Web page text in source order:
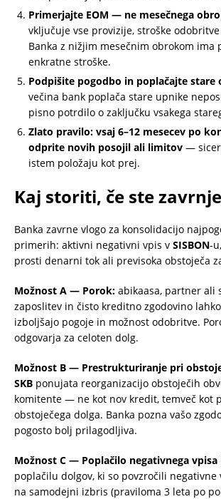
Primerjajte EOM — ne mesečnega
vključuje vse provizije, stroške
Banka z nižjim mesečnim obrokom ima
enkratne stroške.
Podpišite pogodbo in poplačajte stare
večina bank poplača stare upnike
pisno potrdilo o zaključku vsakega
Zlatо pravilo: vsaj 6–12 mesecev po
odprite novih posojil ali limitov — sicer
istem položaju kot prej.
Kaj storiti, če ste
Banka zavrne vlogo za konsolidacijo
primerih: aktivni negativni vpis v SISBON-
prosti denarni tok ali previsoka obstoječa
Možnost A — Porok: abikaasa, partner ali
zaposlitev in čisto kreditno zgodovino
izboljšajo pogoje in možnost odobritve.
odgovarja za celoten dolg.
Možnost B — Prestrukturiranje pri
SKB ponujata reorganizacijo obstoječih
komitente — ne kot nov kredit, temveč kot
obstoječega dolga. Banka pozna vašo
pogosto bolj prilagodljiva.
Možnost C — Poplačilo negativnega vpisa
poplačilu dolgov, ki so povzročili negativne
na samodejni izbris (praviloma 3 leta po